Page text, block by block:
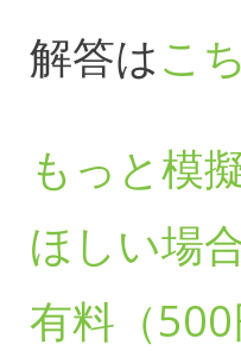
解答はこ
もっと模
ほしい場
有料（